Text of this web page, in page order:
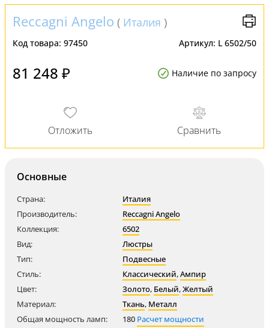
Reccagni Angelo ( Италия )
Код товара: 97450 Артикул: L 6502/50
81 248 ₽ Наличие по запросу
Основные
Страна:
Италия
Производитель:
Reccagni Angelo
Коллекция:
6502
Вид:
Люстры
Тип:
Подвесные
Стиль:
Классический,Ампир
Цвет:
Золото, Белый,Желтый
Материал:
Ткань, Металл
Общая мощность ламп:
180 Расчет мощности